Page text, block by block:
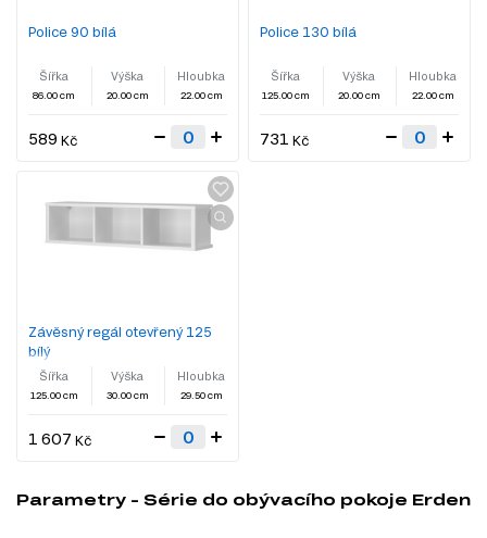
Police 90 bílá
Šířka
86.00 cm
Výška
20.00 cm
Hloubka
22.00 cm
589 Kč
Police 130 bílá
Šířka
125.00 cm
Výška
20.00 cm
Hloubka
22.00 cm
731 Kč
Závěsný regál otevřený 125
bílý
Šířka
125.00 cm
Výška
30.00 cm
Hloubka
29.50 cm
1 607 Kč
Parametry - Série do obývacího pokoje Erden